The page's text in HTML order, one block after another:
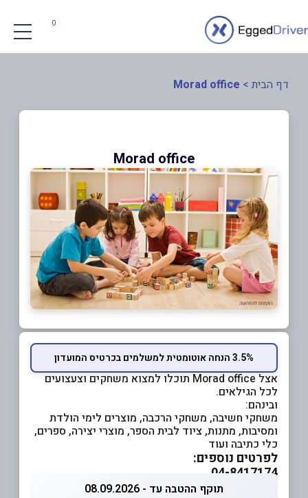
0
דף הבית >
Morad office
Morad office
3.5% הנחה אוטומטית למשלמים בכרטיס המועדון
אצל Morad office תוכלו למצוא משחקים וצעצועים
לכל הגילאים.
ובינהם:
משחקי חשיבה, משחקי הרכבה, מוצרים לימי הולדת
ומסיבות, מתנות, ציוד לבית הספר, מוצרי יצירה, ספרים,
כלי כתיבה ועוד
לפרטים נוספים:
04-8417174
תוקף ההטבה עד - 08.09.2026